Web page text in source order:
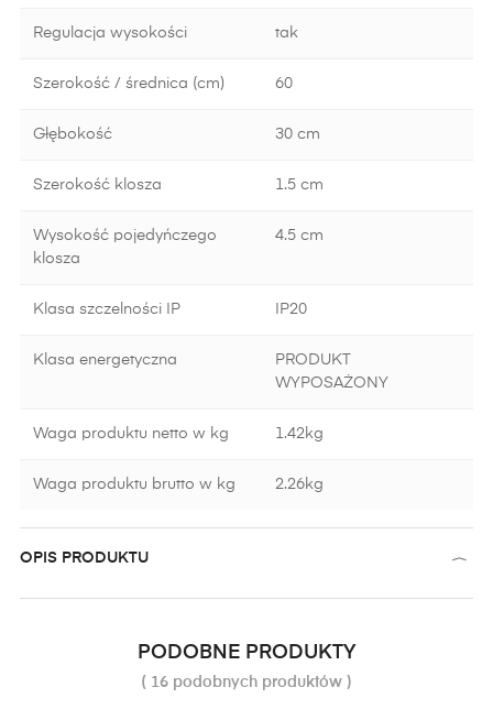
Regulacja wysokości tak
Szerokość / średnica (cm) 60
Głębokość 30 cm
Szerokość klosza 1.5 cm
Wysokość pojedyńczego
klosza
4.5 cm
Klasa szczelności IP IP20
Klasa energetyczna
PRODUKT
WYPOSAŻONY
Waga produktu netto w kg 1.42kg
Waga produktu brutto w kg 2.26kg
OPIS PRODUKTU
PODOBNE PRODUKTY
( 16 podobnych produktów )